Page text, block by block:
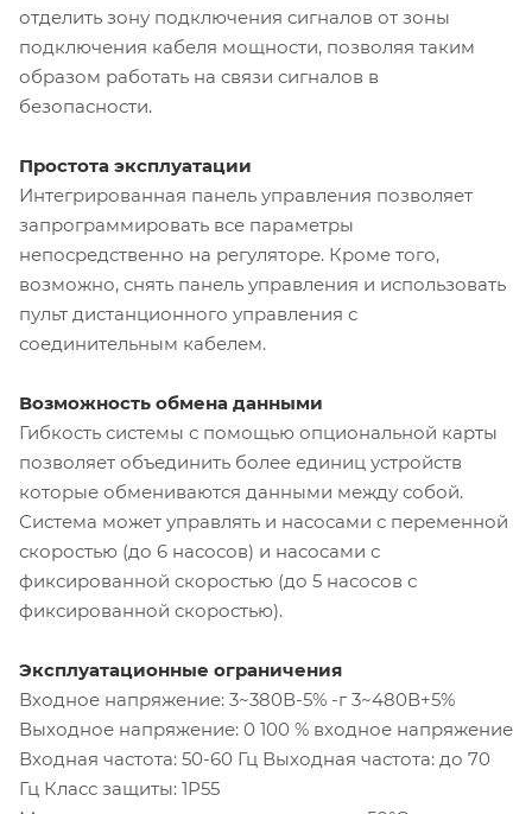
отделить зону подключения сигналов от зоны
подключения кабеля мощности, позволяя таким
образом работать на связи сигналов в
безопасности.
Простота эксплуатации
Интегрированная панель управления позволяет
запрограммировать все параметры
непосредственно на регуляторе. Кроме того,
возможно, снять панель управления и использовать
пульт дистанционного управления с
соединительным кабелем.
Возможность обмена данными
Гибкость системы с помощью опциональной карты
позволяет объединить более единиц устройств
которые обмениваются данными между собой.
Система может управлять и насосами с переменной
скоростью (до 6 насосов) и насосами с
фиксированной скоростью (до 5 насосов с
фиксированной скоростью).
Эксплуатационные ограничения
Входное напряжение: 3~380В-5% -г 3~480В+5%
Выходное напряжение: 0 100 % входное напряжение
Входная частота: 50-60 Гц Выходная частота: до 70
Гц Класс защиты: 1Р55